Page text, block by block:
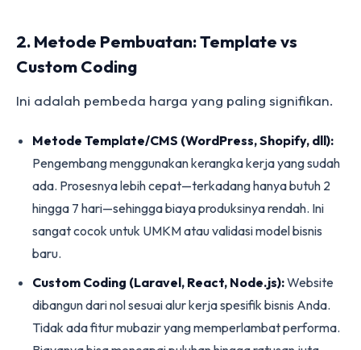
2. Metode Pembuatan: Template vs
Custom Coding
Ini adalah pembeda harga yang paling signifikan.
Metode Template/CMS (WordPress, Shopify, dll):
Pengembang menggunakan kerangka kerja yang sudah
ada. Prosesnya lebih cepat—terkadang hanya butuh 2
hingga 7 hari—sehingga biaya produksinya rendah. Ini
sangat cocok untuk UMKM atau validasi model bisnis
baru.
Custom Coding (Laravel, React, Node.js):Website
dibangun dari nol sesuai alur kerja spesifik bisnis Anda.
Tidak ada fitur mubazir yang memperlambat performa.